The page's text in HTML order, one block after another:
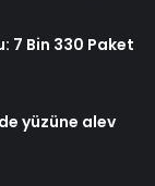
7 Bin 330 Paket
yüzüne alev